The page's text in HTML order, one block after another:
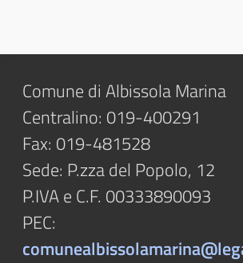
Comune di Albissola Marina
Centralino: 019-400291
Fax: 019-481528
Sede: P.zza del Popolo, 12
P.IVA e C.F. 00333890093
PEC: